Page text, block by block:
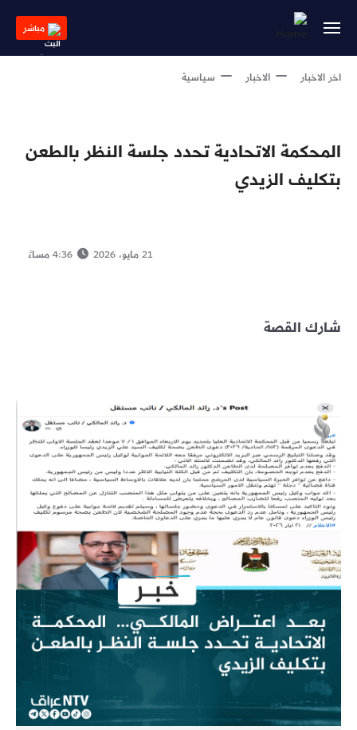
main
مباشر
اخر الاخبار الاخبار سياسية
المحكمة الاتحادية تحدد جلسة النظر بالطعن
بتكليف الزيدي
21 مايو، 2026
شارك القصة